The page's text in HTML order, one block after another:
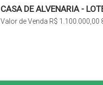
CASA DE ALVENARIA -
R$ 1.100.000,00
Valor de Venda